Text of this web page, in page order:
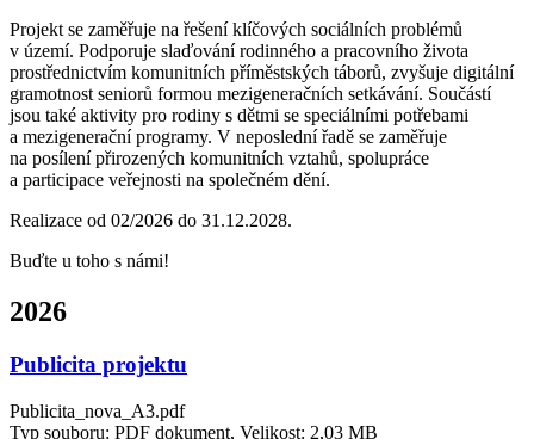
Projekt se zaměřuje na řešení klíčových sociálních problémů
v území. Podporuje slaďování rodinného a pracovního života
prostřednictvím komunitních příměstských táborů, zvyšuje digitální
gramotnost seniorů formou mezigeneračních setkávání. Součástí
jsou také aktivity pro rodiny s dětmi se speciálními potřebami
a mezigenerační programy. V neposlední řadě se zaměřuje
na posílení přirozených komunitních vztahů, spolupráce
a participace veřejnosti na společném dění.
Realizace od 02/2026 do 31.12.2028.
Buďte u toho s námi!
2026
Publicita projektu
Publicita_nova_A3.pdf
Typ souboru: PDF dokument, Velikost: 2,03 MB